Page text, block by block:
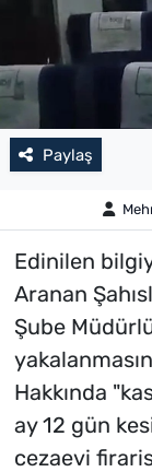
Paylaş
Edinilen
Aranan
Şube
Hakkında
ay 12 gün
cezaevi